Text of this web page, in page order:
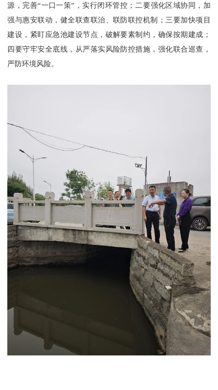
源，完善“一口一策”，实行闭环管控； 二要强化区域协同，加
强与惠安联动，健全联查联治、联防联控机制；三要加快项目
建设，紧盯应急池建设节点，破解要素制约，确保按期建成；
四要守牢安全底线，从严落实风险防控措施，强化联合巡查，
严防环境风险。